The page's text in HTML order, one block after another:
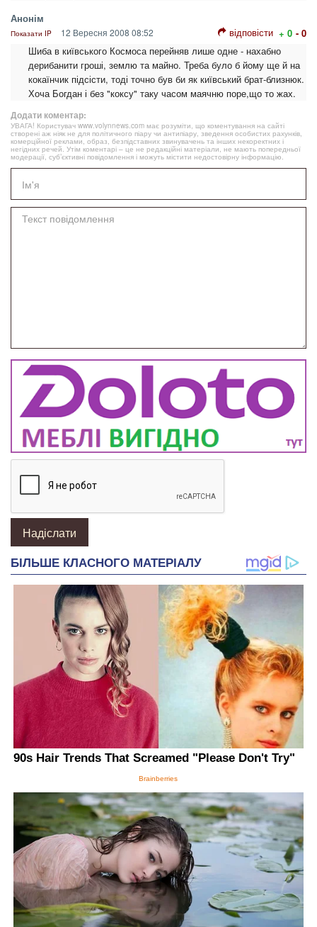
Анонім
Показати IP 12 Вересня 2008 08:52 відповісти + 0 - 0
Шиба в київського Космоса перейняв лише одне - нахабно
дерибанити гроші, землю та майно. Треба було б йому ще й на
кокаїнчик підсісти, тоді точно був би як київський брат-близнюк.
Хоча Богдан і без "коксу" таку часом маячню поре,що то жах.
Додати коментар:
УВАГА! Користувач www.volynnews.com має розуміти, що коментування на сайті
створені аж ніяк не для політичного піару чи антипіару, зведення особистих рахунків,
комерційної реклами, образ, безпідставних звинувачень та інших некоректних і
негідних речей. Утім коментарі – це не редакційні матеріали, не мають попередньої
модерації, суб’єктивні повідомлення і можуть містити недостовірну інформацію.